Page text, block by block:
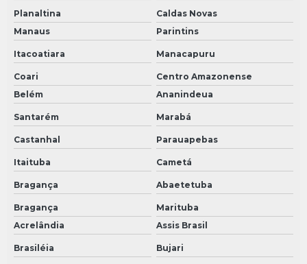
Planaltina
Caldas Novas
Manaus
Parintins
Itacoatiara Manacapuru
Coari
Centro Amazonense
Belém
Ananindeua
Santarém Marabá
Castanhal Parauapebas
Itaituba Cametá
Bragança Abaetetuba
Bragança
Marituba
Acrelândia
Assis Brasil
Brasiléia Bujari